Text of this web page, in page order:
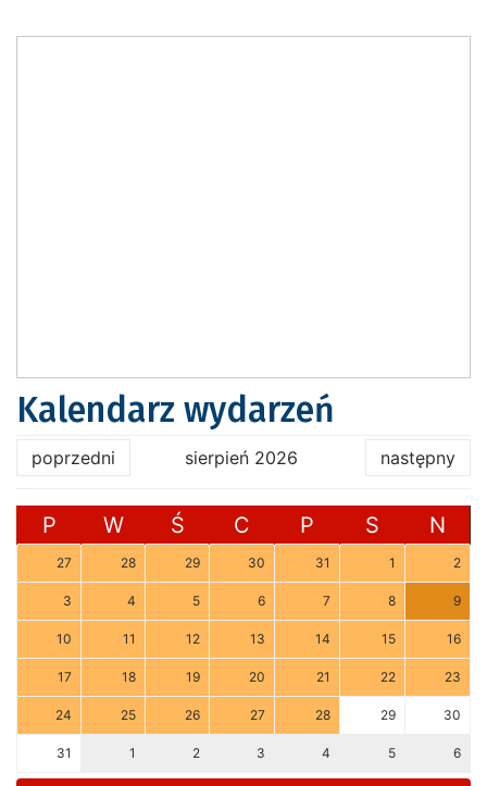
Kalendarz wydarzeń
poprzedni sierpień 2026 następny
P W Ś C P S N
27 28 29 30 31 1 2
3 4 5 6 7 8 9
10 11 12 13 14 15 16
17 18 19 20 21 22 23
24 25 26 27 28 29 30
31 1 2 3 4 5 6